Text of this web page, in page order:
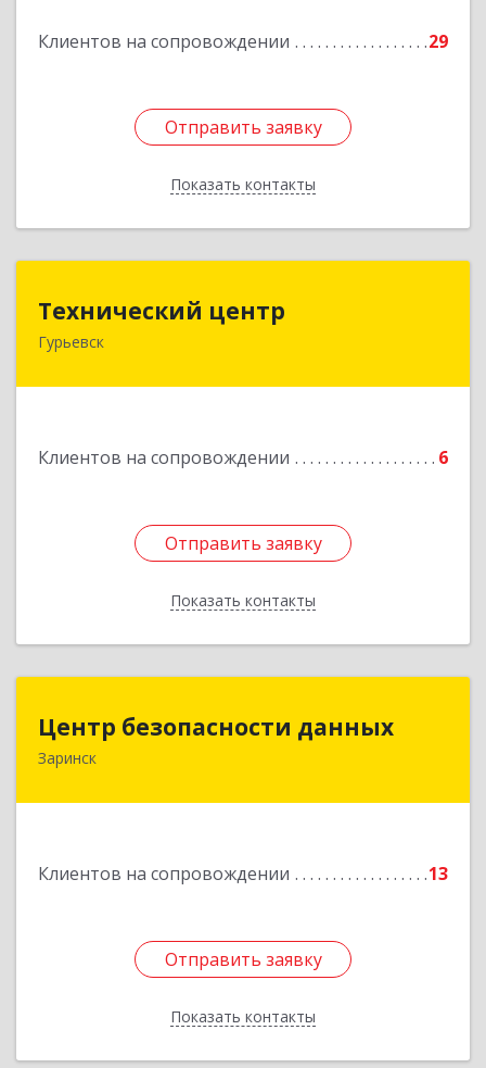
Клиентов на сопровождении 29
Отправить заявку
Показать контакты
Отправить заявку
Назад
Технический центр
Гурьевск
Клиентов на сопровождении 6
Отправить заявку
Показать контакты
Отправить заявку
Назад
Центр безопасности данных
Заринск
Клиентов на сопровождении 13
Отправить заявку
Показать контакты
Центр безопасности данных
659100, Алтайский край, Заринск г, Таратынова
Отправить заявку
Назад